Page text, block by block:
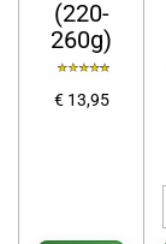
(220-
260g)
€ 13,95